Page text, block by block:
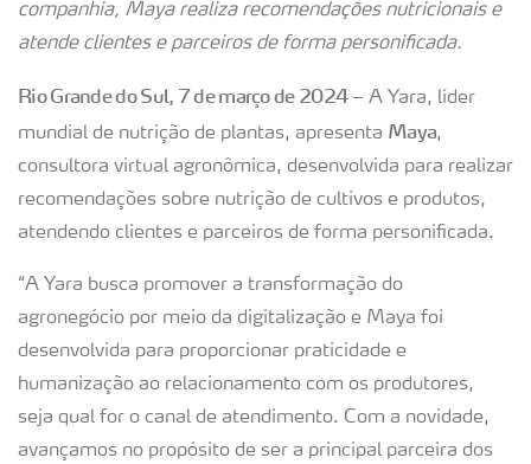
companhia, Maya realiza recomendações nutricionais e
atende clientes e parceiros de forma personificada.
Rio Grande do Sul, 7 de março de 2024– A Yara, líder
mundial de nutrição de plantas, apresenta Maya,
consultora virtual agronômica, desenvolvida para realizar
recomendações sobre nutrição de cultivos e produtos,
atendendo clientes e parceiros de forma personificada.
“A Yara busca promover a transformação do
agronegócio por meio da digitalização e Maya foi
desenvolvida para proporcionar praticidade e
humanização ao relacionamento com os produtores,
seja qual for o canal de atendimento. Com a novidade,
avançamos no propósito de ser a principal parceira dos